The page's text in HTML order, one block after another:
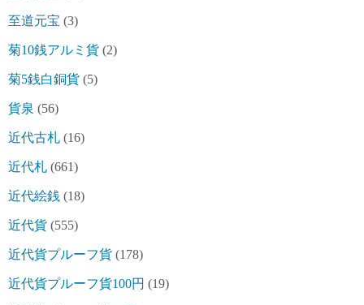
至道元宝 (3)
菊10銭アルミ貨 (2)
菊5銭白銅貨 (5)
貨泉 (56)
近代古札 (16)
近代札 (661)
近代絵銭 (18)
近代貨 (555)
近代貨プルーフ貨 (178)
近代貨プルーフ貨100円 (19)